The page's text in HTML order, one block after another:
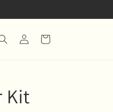
Iniciar
sesión
Carrito
Kit